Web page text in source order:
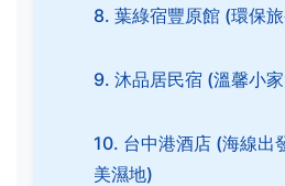
8. 葉綠宿豐原館 (環保
9. 沐品居民宿 (溫馨小
10. 台中港酒店 (海線出
美濕地)